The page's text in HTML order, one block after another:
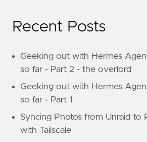
Recent Posts
Geeking out with Hermes
so far - Part 2 - the overlord
Geeking out with Hermes
so far - Part 1
Syncing Photos from Unraid to
with Tailscale